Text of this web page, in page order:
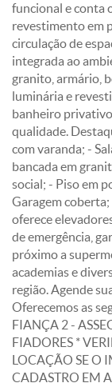
funcional e conta
revestimento em
circulação de
integrada ao
granito, armário,
luminária e
banheiro
qualidade.
com varanda; -
bancada em
social; - Piso em
Garagem
oferece
de emergência,
próximo a
academias e
região. Agende
Oferecemos as
FIANÇA 2 -
FIADORES *
LOCAÇÃO SE O
CADASTRO EM